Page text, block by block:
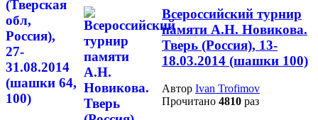
Всероссийский турнир
памяти А.Н. Новикова.
Тверь (Россия), 13-
18.03.2014 (шашки 100)
Автор Ivan Trofimov
Прочитано 4810 раз